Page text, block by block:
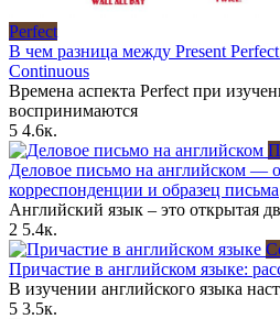
Perfect
В чем разница между Present
Continuous
Времена аспекта Perfect при
воспринимаются
5 4.6к.
Деловое письмо на английском —
корреспонденции и образец письма
Английский язык – это открытая
2 5.4к.
Причастие в английском языке:
В изучении английского языка
5 3.5к.